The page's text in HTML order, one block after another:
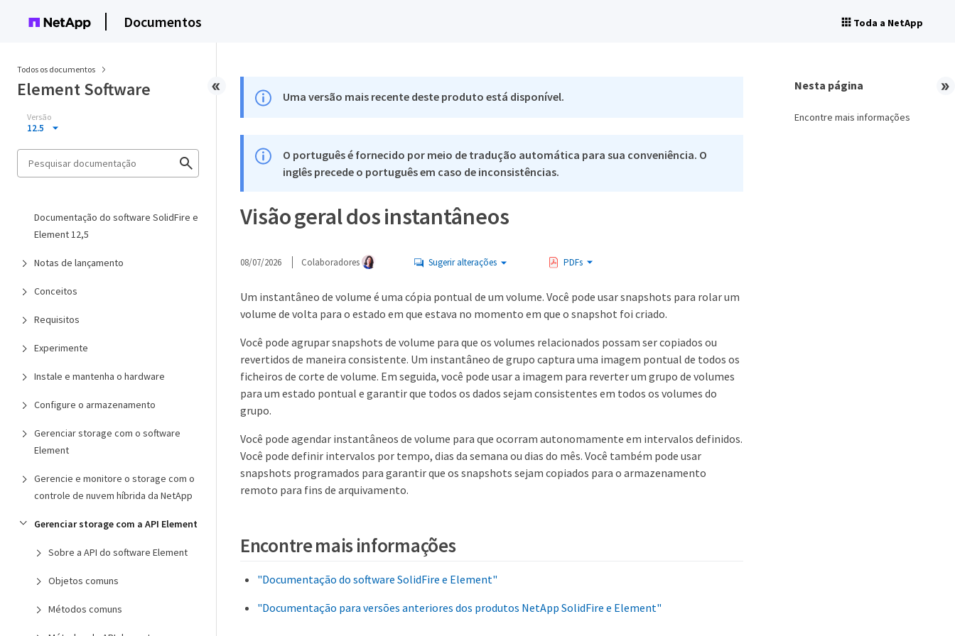
Documentos Toda a NetApp
Todos os documentos
Element Software
Versão
12.5
Documentação do software SolidFire e
Element 12,5
Notas de lançamento
Conceitos
Requisitos
Experimente
Instale e mantenha o hardware
Configure o armazenamento
Gerenciar storage com o software
Element
Gerencie e monitore o storage com o
controle de nuvem híbrida da NetApp
Gerenciar storage com a API Element
Sobre a API do software Element
Objetos comuns
Métodos comuns
Uma versão mais recente deste produto está disponível.
O português é fornecido por meio de tradução automática para sua conveniência. O
inglês precede o português em caso de inconsistências.
Visão geral dos instantâneos
08/07/2026 Colaboradores Sugerir alterações PDFs
Um instantâneo de volume é uma cópia pontual de um volume. Você pode usar snapshots para rolar um
volume de volta para o estado em que estava no momento em que o snapshot foi criado.
Você pode agrupar snapshots de volume para que os volumes relacionados possam ser copiados ou
revertidos de maneira consistente. Um instantâneo de grupo captura uma imagem pontual de todos os
ficheiros de corte de volume. Em seguida, você pode usar a imagem para reverter um grupo de volumes
para um estado pontual e garantir que todos os dados sejam consistentes em todos os volumes do
grupo.
Você pode agendar instantâneos de volume para que ocorram autonomamente em intervalos definidos.
Você pode definir intervalos por tempo, dias da semana ou dias do mês. Você também pode usar
snapshots programados para garantir que os snapshots sejam copiados para o armazenamento
remoto para fins de arquivamento.
Encontre mais informações
"Documentação do software SolidFire e Element"
"Documentação para versões anteriores dos produtos NetApp SolidFire e Element"
Nesta página
Encontre mais informações